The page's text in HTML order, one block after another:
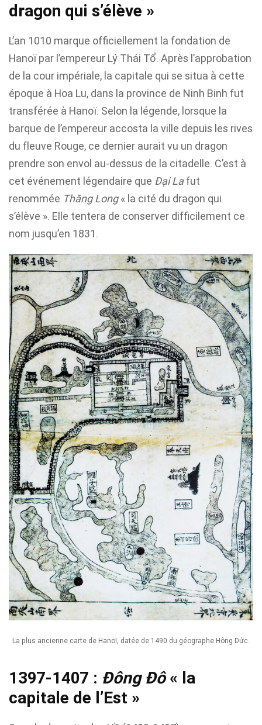
dragon qui s’élève »
L’an 1010 marque officiellement la fondation de
Hanoï par l’empereur Lý Thái Tổ. Après l’approbation
de la cour impériale, la capitale qui se situa à cette
époque à Hoa Lu, dans la province de Ninh Binh fut
transférée à Hanoï. Selon la légende, lorsque la
barque de l’empereur accosta la ville depuis les rives
du fleuve Rouge, ce dernier aurait vu un dragon
prendre son envol au-dessus de la citadelle. C’est à
cet événement légendaire que Đại Lafut
renommée Thăng Long« la cité du dragon qui
s’élève ». Elle tentera de conserver difficilement ce
nom jusqu’en 1831.
La plus ancienne carte de Hanoï, datée de 1490 du géographe Hông Dức.
1397-1407 : Đông Đô« la
capitale de l’Est »